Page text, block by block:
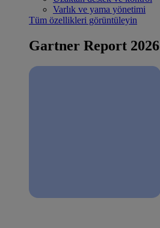
Varlık ve yama yönetimi
Tüm özellikleri görüntüleyin
Gartner Report 2026